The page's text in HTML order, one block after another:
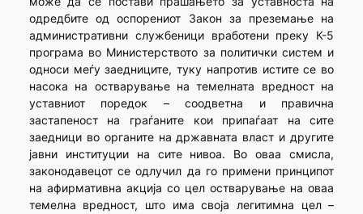
одредбите од оспорениот Закон за преземање на
административни службеници вработени преку К-5
програма во Министерството за политички систем и
односи меѓу заедниците, туку напротив истите се во
насока на остварување на темелната вредност на
уставниот поредок – соодветна и правична
застапеност на граѓаните кои припаѓаат на сите
заедници во органите на државната власт и другите
јавни институции на сите нивоа. Во оваа смисла,
законодавецот се одлучил да го примени принципот
на афирмативна акција со цел остварување на оваа
темелна вредност, што има своја легитимна цел –